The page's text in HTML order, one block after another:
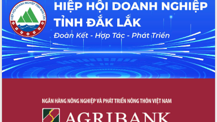
tại Trung tâm Phục vụ hành chính
công tỉnh
Đắk Lắk: Tôn vinh 46 giải pháp tại Hội
thi Sáng tạo Kỹ thuật 2024 - 2025
Đắk Lắk rà soát, điều chỉnh Đề án 190
về phát triển nuôi trồng thủy sản
Phó Chủ tịch UBND tỉnh Đắk Lắk
Định vị cà phê Việt Nam như một “di